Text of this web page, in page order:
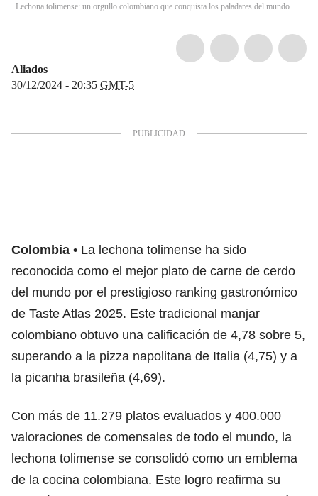
Lechona tolimense: un orgullo colombiano que conquista los paladares del mundo
Aliados
30/12/2024 - 20:35 GMT-5
Colombia
La lechona tolimense ha sido
reconocida como el mejor plato de carne de cerdo
del mundo por el prestigioso ranking gastronómico
de Taste Atlas 2025. Este tradicional manjar
colombiano obtuvo una calificación de 4,78 sobre 5,
superando a la pizza napolitana de Italia (4,75) y a
la picanha brasileña (4,69).
Con más de 11.279 platos evaluados y 400.000
valoraciones de comensales de todo el mundo, la
lechona tolimense se consolidó como un emblema
de la cocina colombiana. Este logro reafirma su